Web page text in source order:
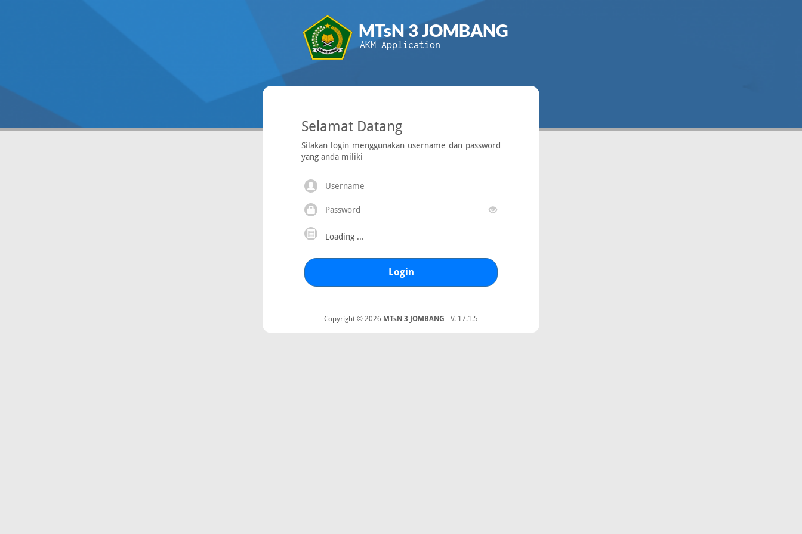
MTsN 3 JOMBANG
AKM Application
Selamat Datang
Silakan login menggunakan username dan password
yang anda miliki
Login
Copyright © 2026 MTsN 3 JOMBANG - V. 17.1.5